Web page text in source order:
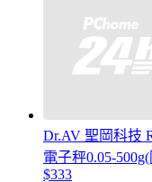
Dr.AV 聖岡科技
電子秤0.05-
$333